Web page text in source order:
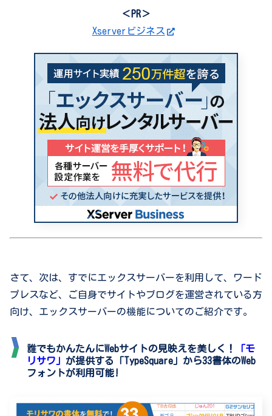
＜PR＞
Xserverビジネス
さて、次は、すでにエックスサーバーを利用して、ワード
プレスなど、ご自身でサイトやブログを運営されている方
向け、エックスサーバーの機能についてのご紹介です。
誰でもかんたんにWebサイトの見映えを美しく！
「モ
リサワ」 が提供する「TypeSquare」から33書体のWeb
フォントが利用可能!